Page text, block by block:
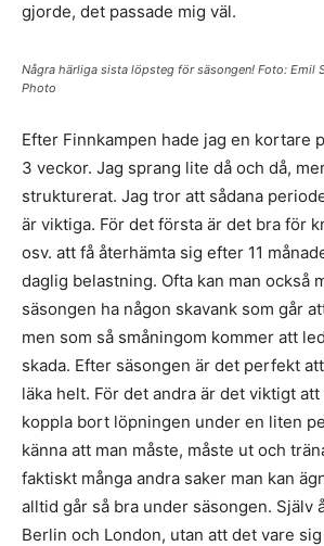
gjorde, det passade mig väl.
Några härliga sista löpsteg för säsongen! Foto: Emil
Photo
Efter Finnkampen hade jag en kortare
3 veckor. Jag sprang lite då och då,
strukturerat. Jag tror att sådana
är viktiga. För det första är det bra för
osv. att få återhämta sig efter 11
daglig belastning. Ofta kan man också
säsongen ha någon skavank som går
men som så småningom kommer att
skada. Efter säsongen är det perfekt
läka helt. För det andra är det viktigt
koppla bort löpningen under en liten
känna att man måste, måste ut och
faktiskt många andra saker man kan
alltid går så bra under säsongen. Själv
Berlin och London, utan att det vare